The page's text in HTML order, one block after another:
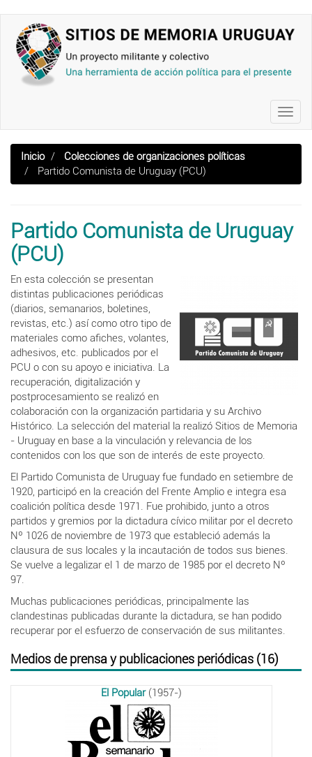
contenido
principal
Inicio
Colecciones de organizaciones políticas
Partido Comunista de Uruguay (PCU)
Partido Comunista de Uruguay
(PCU)
En esta colección se presentan
distintas publicaciones periódicas
(diarios, semanarios, boletines,
revistas, etc.) así como otro tipo de
materiales como afiches, volantes,
adhesivos, etc. publicados por el
PCU o con su apoyo e iniciativa. La
recuperación, digitalización y
postprocesamiento se realizó en
colaboración con la organización partidaria y su Archivo
Histórico. La selección del material la realizó Sitios de Memoria
- Uruguay en base a la vinculación y relevancia de los
contenidos con los que son de interés de este proyecto.
El Partido Comunista de Uruguay fue fundado en setiembre de
1920, participó en la creación del Frente Amplio e integra esa
coalición política desde 1971. Fue prohibido, junto a otros
partidos y gremios por la dictadura cívico militar por el decreto
Nº 1026 de noviembre de 1973 que estableció además la
clausura de sus locales y la incautación de todos sus bienes.
Se vuelve a legalizar el 1 de marzo de 1985 por el decreto Nº
97.
Muchas publicaciones periódicas, principalmente las
clandestinas publicadas durante la dictadura, se han podido
recuperar por el esfuerzo de conservación de sus militantes.
Medios de prensa y publicaciones periódicas (16)
El Popular(1957-)